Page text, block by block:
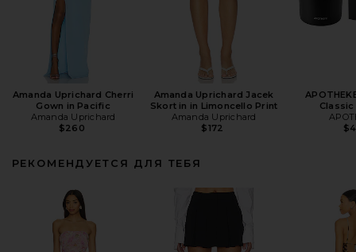
Amanda Uprichard Cherri
Gown in Pacific
Amanda Uprichard
$260
Amanda Uprichard Jacek
Skort in in Limoncello Print
Amanda Uprichard
$172
Classic
РЕКОМЕНДУЕТСЯ ДЛЯ ТЕБЯ